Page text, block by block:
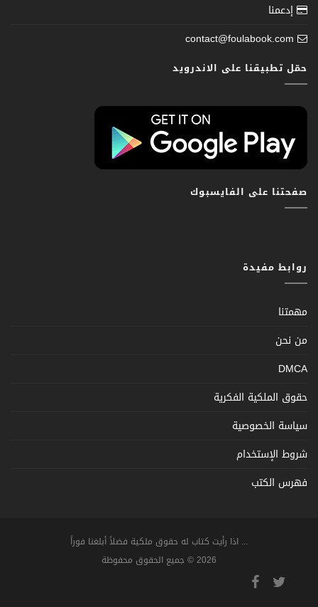
إدعمنا
contact@foulabook.com
حمّل تطبيقنا على الاندرويد
صفحتنا على الفايسبوك
روابط مفيدة
مهمتنا
من نحن
DMCA
حقوق الملكية الفكرية
سياسة الخصوصية
شروط الإستخدام
فهرس الكتب
... اذا رأيت كتاب له حقوق ملكية فضلاً أبلغنا فوراً
2026 © جميع الحقوق محفوظة